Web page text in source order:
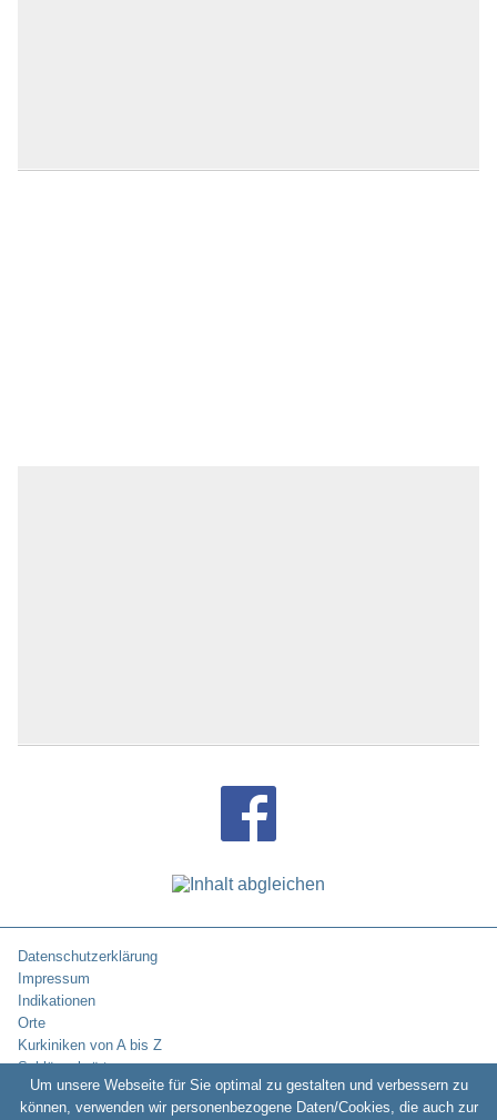
Datenschutzerklärung
Impressum
Indikationen
Orte
Kurkiniken von A bis Z
Schlüsselwörter
Um unsere Webseite für Sie optimal zu gestalten und verbessern zu
können, verwenden wir personenbezogene Daten/Cookies, die auch zur